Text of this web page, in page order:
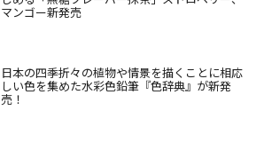
マンゴー新発売
日本の四季折々の植物や情景を描くことに相応
しい色を集めた水彩色鉛筆『色辞典』が新発
売！